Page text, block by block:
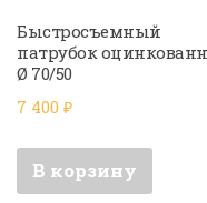
Быстросъемный
патрубок
Ø 70/50
7 400 ₽
В корзину